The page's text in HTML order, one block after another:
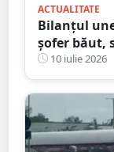
ACTUALITATE
Bilanțul
șofer băut,
peste 86.000
10 iulie 2026